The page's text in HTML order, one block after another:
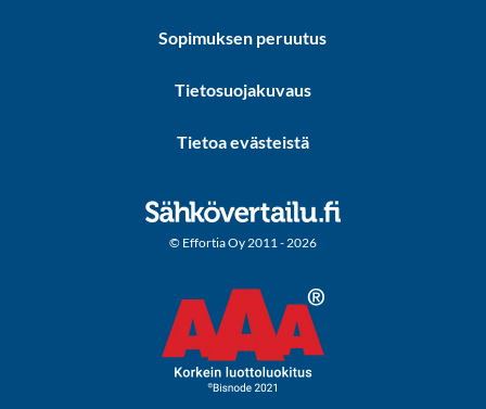
Sopimuksen peruutus
Tietosuojakuvaus
Tietoa evästeistä
© Effortia Oy 2011 - 2026